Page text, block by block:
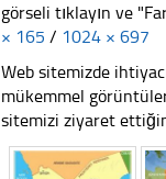
görseli tıklayın ve
× 165 / 1024 × 697
Web sitemizde
mükemmel
sitemizi ziyaret